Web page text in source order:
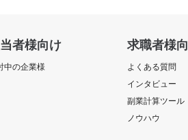
者様向け
中の企業様
求職者様
よくある質問
インタビュー
副業計算ツール
ノウハウ